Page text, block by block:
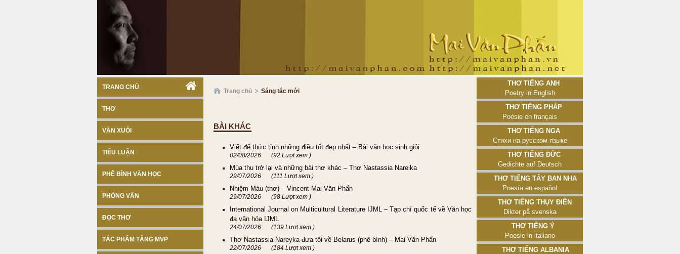
TRANG CHỦ
THƠ
VĂN XUÔI
TIỂU LUẬN
PHÊ BÌNH VĂN HỌC
PHỎNG VẤN
ĐỌC THƠ
TÁC PHẨM TẶNG MVP
Trang chủ Sáng tác mới
BÀI KHÁC
Viết để thức tỉnh những điều tốt đẹp nhất – Bài văn học sinh giỏi
02/08/2026 (92 Lượt xem )
Mùa thu trở lại và những bài thơ khác – Thơ Nastassia Nareika
29/07/2026 (111 Lượt xem )
Nhiệm Màu (thơ) – Vincent Mai Văn Phấn
29/07/2026 (98 Lượt xem )
International Journal on Multicultural Literature IJML – Tạp chí quốc tế về Văn học
đa văn hóa IJML
24/07/2026 (139 Lượt xem )
Thơ Nastassia Nareyka đưa tôi về Belarus (phê bình) – Mai Văn Phấn
22/07/2026 (184 Lượt xem )
Thơ tiếng Anh
Poetry in English
Thơ tiếng Pháp
Poésie en français
Thơ tiếng Nga
Стихи на русском языке
Thơ tiếng Đức
Gedichte auf Deutsch
Thơ tiếng Tây Ban Nha
Poesía en español
Thơ tiếng Thụy Điển
Dikter på svenska
Thơ tiếng Ý
Poesie in italiano
Thơ tiếng Albania